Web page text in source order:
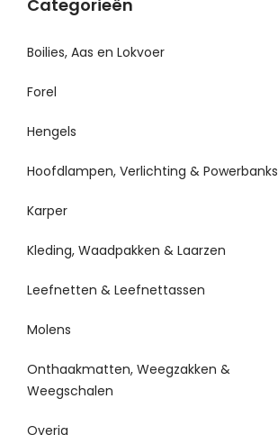
Categorieën
Boilies, Aas en Lokvoer
Forel
Hengels
Hoofdlampen, Verlichting & Powerbanks
Karper
Kleding, Waadpakken & Laarzen
Leefnetten & Leefnettassen
Molens
Onthaakmatten, Weegzakken &
Weegschalen
Overig